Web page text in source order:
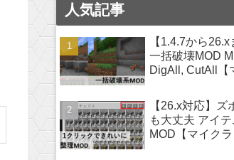
人気記事
【1.4.7から26.x
一括破壊MOD
DigAll, CutAll【
【26.x対応】ズ
も大丈夫 アイ
MOD【マイクラ